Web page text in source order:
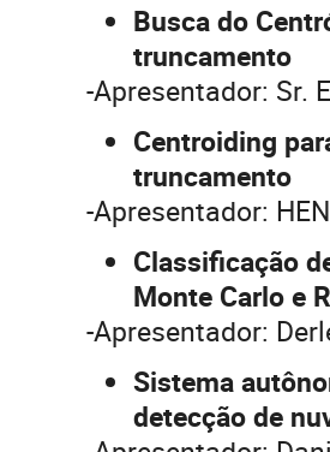
Busca do
truncamento
-Apresentador: Sr.
Centroiding
truncamento
-Apresentador:
Classificação
Monte Carlo e
-Apresentador:
Sistema
detecção de